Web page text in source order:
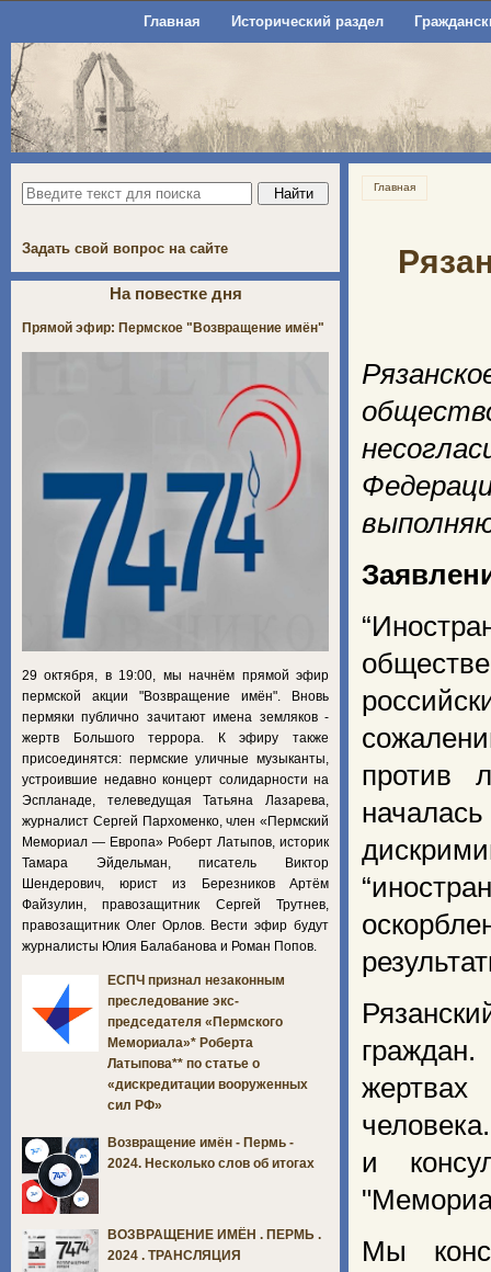
Главная Исторический раздел
Главная
против
и
Мы
Задать свой вопрос на сайте
На повестке дня
Прямой эфир: Пермское "Возвращение имён"
29 октября, в 19:00, мы начнём прямой эфир
пермской акции "Возвращение имён". Вновь
пермяки публично зачитают имена земляков -
жертв Большого террора. К эфиру также
присоединятся: пермские уличные музыканты,
устроившие недавно концерт солидарности на
Эспланаде, телеведущая Татьяна Лазарева,
журналист Сергей Пархоменко, член «Пермский
Мемориал — Европа» Роберт Латыпов, историк
Тамара Эйдельман, писатель Виктор
Шендерович, юрист из Березников Артём
Файзулин, правозащитник Сергей Трутнев,
правозащитник Олег Орлов. Вести эфир будут
журналисты Юлия Балабанова и Роман Попов.
ЕСПЧ признал незаконным
преследование экс-
председателя «Пермского
Мемориала»* Роберта
Латыпова** по статье о
«дискредитации вооруженных
сил РФ»
Возвращение имён - Пермь -
2024. Несколько слов об итогах
ВОЗВРАЩЕНИЕ ИМЁН . ПЕРМЬ .
2024 . ТРАНСЛЯЦИЯ